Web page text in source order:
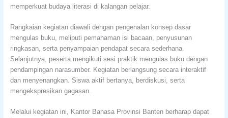
memperkuat budaya literasi di kalangan pelajar.
Rangkaian kegiatan diawali dengan pengenalan konsep dasar
mengulas buku, meliputi pemahaman isi bacaan, penyusunan
ringkasan, serta penyampaian pendapat secara sederhana.
Selanjutnya, peserta mengikuti sesi praktik mengulas buku dengan
pendampingan narasumber. Kegiatan berlangsung secara interaktif
dan menyenangkan. Siswa aktif bertanya, berdiskusi, serta
mengekspresikan gagasan.
Melalui kegiatan ini, Kantor Bahasa Provinsi Banten berharap dapat